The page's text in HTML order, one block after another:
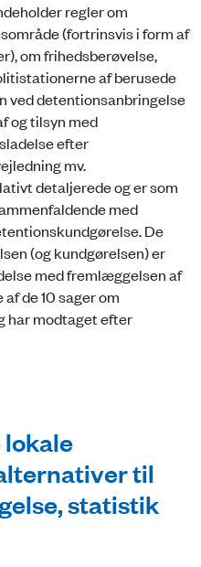
regler om
(fortrinsvis i form af
om frihedsberøvelse,
af berusede
ved detentionsanbringelse
og tilsyn med
efter
mv.
detaljerede og er som
med
De
(og kundgørelsen) er
med fremlæggelsen af
de 10 sager om
har modtaget efter
lokale
til
statistik